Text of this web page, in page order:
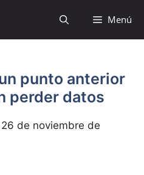
Menú
punto anterior
perder datos
26 de noviembre de